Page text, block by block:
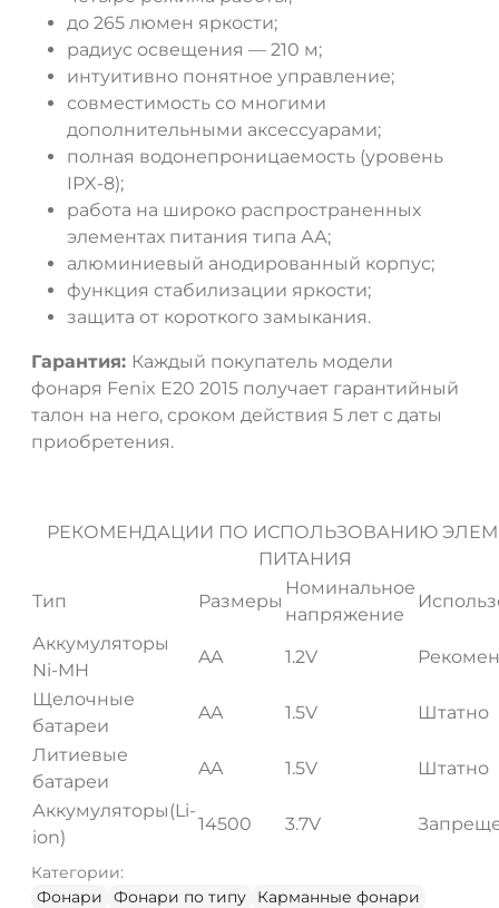
до 265 люмен яркости;
радиус освещения — 210 м;
интуитивно понятное управление;
совместимость со многими
дополнительными аксессуарами;
полная водонепроницаемость (уровень
IPX-8);
работа на широко распространенных
элементах питания типа АА;
алюминиевый анодированный корпус;
функция стабилизации яркости;
защита от короткого замыкания.
Гарантия: Каждый покупатель модели
фонаря Fenix E20 2015 получает гарантийный
талон на него, сроком действия 5 лет с даты
приобретения.
РЕКОМЕНДАЦИИ ПО ИСПОЛЬЗОВАНИЮ
ПИТАНИЯ
Тип
Размеры
Номинальное
напряжение
Аккумуляторы
Ni-MH
AA 1.2V
Щелочные
батареи
AA 1.5V
Штатно
Литиевые
батареи
AA 1.5V
Штатно
Аккумуляторы(Li-
ion)
14500 3.7V
Категории:
Фонари
Фонари по типу
Карманные фонари
ДА